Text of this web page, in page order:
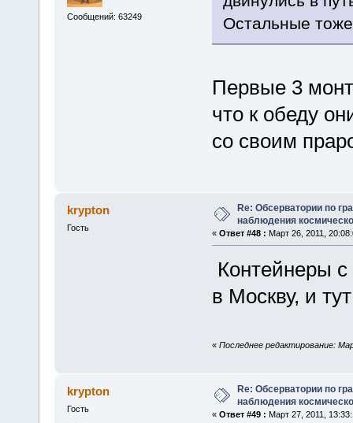
Сообщений: 63249
Остальные
Первые 3
что к обеду
со своим
krypton
Гость
Re: Обсерватории по
наблюдения
« Ответ #48 : Март 26, 2011,
Контейнеры
в Москву, и
« Последнее редактирование:
krypton
Гость
Re: Обсерватории по
наблюдения
« Ответ #49 : Март 27, 2011,